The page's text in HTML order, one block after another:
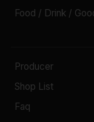
Food / Drink /
Producer
Shop List
Faq